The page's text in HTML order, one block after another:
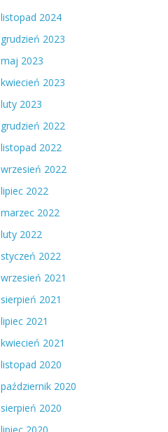
listopad 2024
grudzień 2023
maj 2023
kwiecień 2023
luty 2023
grudzień 2022
listopad 2022
wrzesień 2022
lipiec 2022
marzec 2022
luty 2022
styczeń 2022
wrzesień 2021
sierpień 2021
lipiec 2021
kwiecień 2021
listopad 2020
październik 2020
sierpień 2020